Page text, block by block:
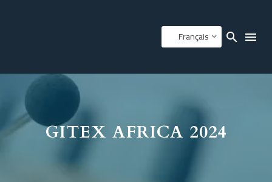
Français
GITEX AFRICA 2024